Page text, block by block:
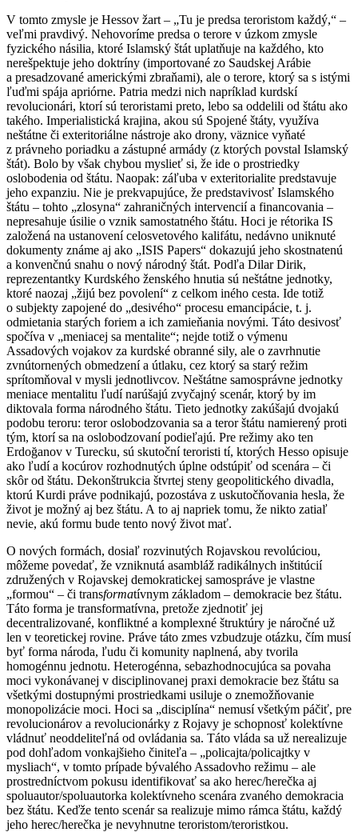
V tomto zmysle je Hessov žart – „Tu je predsa teroristom každý,“ –
veľmi pravdivý. Nehovoríme predsa o terore v úzkom zmysle
fyzického násilia, ktoré Islamský štát uplatňuje na každého, kto
nerešpektuje jeho doktríny (importované zo Saudskej Arábie
a presadzované americkými zbraňami), ale o terore, ktorý sa s istými
ľuďmi spája apriórne. Patria medzi nich napríklad kurdskí
revolucionári, ktorí sú teroristami preto, lebo sa oddelili od štátu ako
takého. Imperialistická krajina, akou sú Spojené štáty, využíva
neštátne či exteritoriálne nástroje ako drony, väznice vyňaté
z právneho poriadku a zástupné armády (z ktorých povstal Islamský
štát). Bolo by však chybou myslieť si, že ide o prostriedky
oslobodenia od štátu. Naopak: záľuba v exteritorialite predstavuje
jeho expanziu. Nie je prekvapujúce, že predstavivosť Islamského
štátu – tohto „zlosyna“ zahraničných intervencií a financovania –
nepresahuje úsilie o vznik samostatného štátu. Hoci je rétorika IS
založená na ustanovení celosvetového kalifátu, nedávno uniknuté
dokumenty známe aj ako „ISIS Papers“ dokazujú jeho skostnatenú
a konvenčnú snahu o nový národný štát. Podľa Dilar Dirik,
reprezentantky Kurdského ženského hnutia sú neštátne jednotky,
ktoré naozaj „žijú bez povolení“ z celkom iného cesta. Ide totiž
o subjekty zapojené do „desivého“ procesu emancipácie, t. j.
odmietania starých foriem a ich zamieňania novými. Táto desivosť
spočíva v „meniacej sa mentalite“; nejde totiž o výmenu
Assadových vojakov za kurdské obranné sily, ale o zavrhnutie
zvnútornených obmedzení a útlaku, cez ktorý sa starý režim
sprítomňoval v mysli jednotlivcov. Neštátne samosprávne jednotky
meniace mentalitu ľudí narúšajú zvyčajný scenár, ktorý by im
diktovala forma národného štátu. Tieto jednotky zakúšajú dvojakú
podobu teroru: teror oslobodzovania sa a teror štátu namierený proti
tým, ktorí sa na oslobodzovaní podieľajú. Pre režimy ako ten
Erdoğanov v Turecku, sú skutoční teroristi tí, ktorých Hesso opisuje
ako ľudí a kocúrov rozhodnutých úplne odstúpiť od scenára – či
skôr od štátu. Dekonštrukcia štvrtej steny geopolitického divadla,
ktorú Kurdi práve podnikajú, pozostáva z uskutočňovania hesla, že
život je možný aj bez štátu. A to aj napriek tomu, že nikto zatiaľ
nevie, akú formu bude tento nový život mať.
O nových formách, dosiaľ rozvinutých Rojavskou revolúciou,
môžeme povedať, že vzniknutá asambláž radikálnych inštitúcií
združených v Rojavskej demokratickej samospráve je vlastne
„formou“ – či transformatívnym základom – demokracie bez štátu.
Táto forma je transformatívna, pretože zjednotiť jej
decentralizované, konfliktné a komplexné štruktúry je náročné už
len v teoretickej rovine. Práve táto zmes vzbudzuje otázku, čím musí
byť forma národa, ľudu či komunity naplnená, aby tvorila
homogénnu jednotu. Heterogénna, sebazhodnocujúca sa povaha
moci vykonávanej v disciplinovanej praxi demokracie bez štátu sa
všetkými dostupnými prostriedkami usiluje o znemožňovanie
monopolizácie moci. Hoci sa „disciplína“ nemusí všetkým páčiť, pre
revolucionárov a revolucionárky z Rojavy je schopnosť kolektívne
vládnuť neoddeliteľná od ovládania sa. Táto vláda sa už nerealizuje
pod dohľadom vonkajšieho činiteľa – „policajta/policajtky v
mysliach“, v tomto prípade bývalého Assadovho režimu – ale
prostredníctvom pokusu identifikovať sa ako herec/herečka aj
spoluautor/spoluautorka kolektívneho scenára zvaného demokracia
bez štátu. Keďže tento scenár sa realizuje mimo rámca štátu, každý
jeho herec/herečka je nevyhnutne teroristom/teroristkou.